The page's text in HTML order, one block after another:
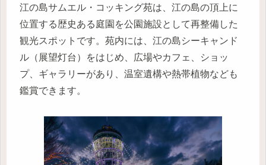
江の島サムエル・コッキング苑は、江の島の頂上に
位置する歴史ある庭園を公園施設として再整備した
観光スポットです。苑内には、江の島シーキャンド
ル（展望灯台）をはじめ、広場やカフェ、ショッ
プ、ギャラリーがあり、温室遺構や熱帯植物なども
鑑賞できます。